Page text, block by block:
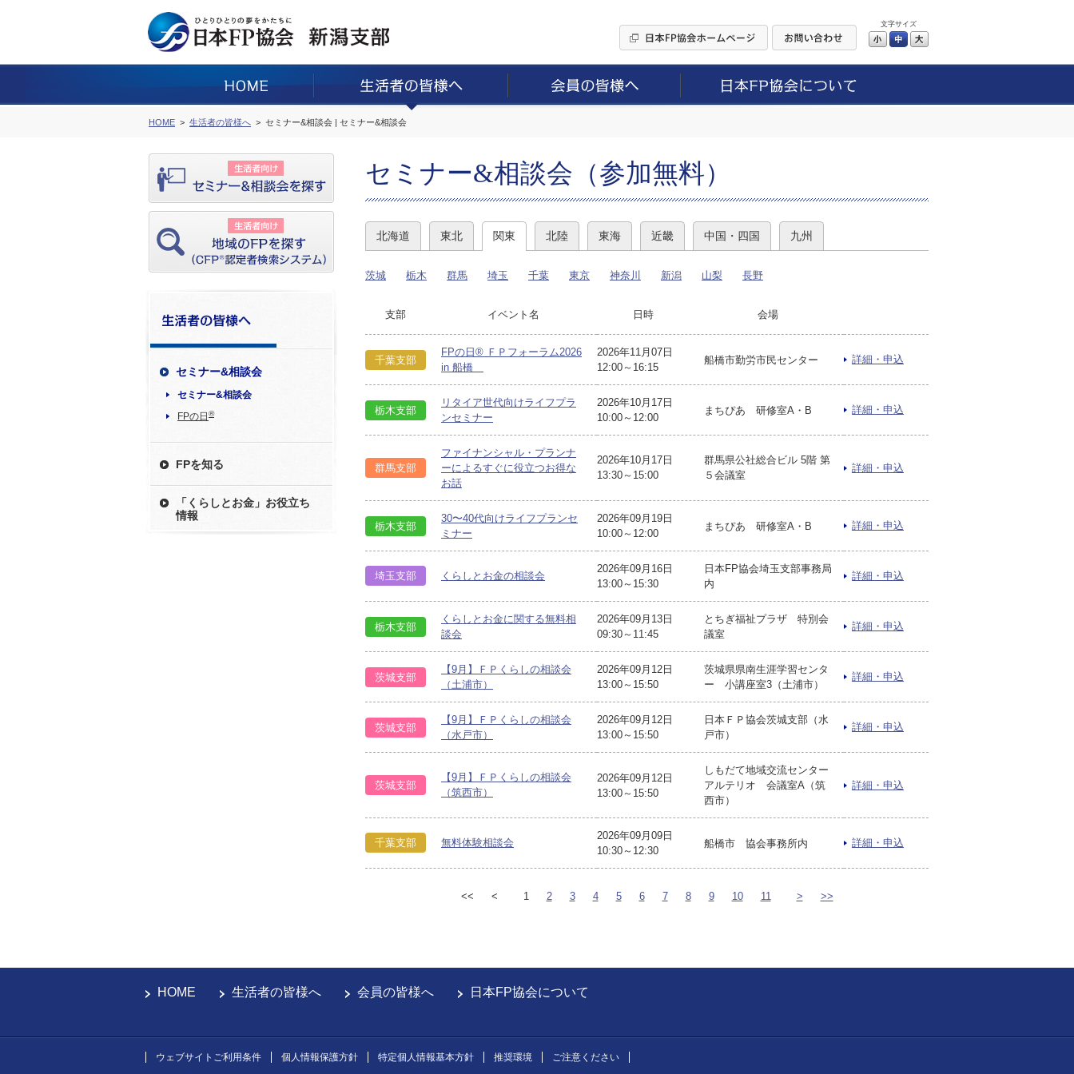
文字サイズ
小 中
HOME 生活者の皆様へ セミナー&相談会 | セミナー&相談会
セミナー&相談会
セミナー&相談会
FPの日 ®
FPを知る
「くらしとお金」お役立ち
情報
セミナー&相談会（参加無料）
北海道 東北 関東 北陸 東海 近畿 中国・四国 九州
茨城 栃木 群馬 埼玉 千葉 東京 神奈川 新潟 山梨 長野
支部 イベント名 日時 会場
千葉支部
FPの日® ＦＰフォーラム2026
in 船橋
2026年11月07日
12:00～16:15
船橋市勤労市民センター 詳細・申込
栃木支部
リタイア世代向けライフプラ
ンセミナー
2026年10月17日
10:00～12:00
まちぴあ 研修室A・B 詳細・申込
群馬支部
ファイナンシャル・プランナ
ーによるすぐに役立つお得な
お話
2026年10月17日
13:30～15:00
群馬県公社総合ビル 5階 第
５会議室
詳細・申込
栃木支部
30〜40代向けライフプランセ
ミナー
2026年09月19日
10:00～12:00
まちぴあ 研修室A・B 詳細・申込
埼玉支部 くらしとお金の相談会
2026年09月16日
13:00～15:30
日本FP協会埼玉支部事務局
内
詳細・申込
栃木支部
くらしとお金に関する無料相
談会
2026年09月13日
09:30～11:45
とちぎ福祉プラザ 特別会
議室
詳細・申込
茨城支部
【9月】ＦＰくらしの相談会
（土浦市）
2026年09月12日
13:00～15:50
茨城県県南生涯学習センタ
ー 小講座室3（土浦市）
詳細・申込
茨城支部
【9月】ＦＰくらしの相談会
（水戸市）
2026年09月12日
13:00～15:50
日本ＦＰ協会茨城支部（水
戸市）
詳細・申込
茨城支部
【9月】ＦＰくらしの相談会
（筑西市）
2026年09月12日
13:00～15:50
しもだて地域交流センター
アルテリオ 会議室A（筑
西市）
詳細・申込
千葉支部 無料体験相談会
2026年09月09日
10:30～12:30
船橋市 協会事務所内 詳細・申込
<< < 1 2 3 4 5 6 7 8 9 10 11 > >>
HOME 生活者の皆様へ 会員の皆様へ 日本FP協会について
ウェブサイトご利用条件 個人情報保護方針 特定個人情報基本方針 推奨環境 ご注意ください